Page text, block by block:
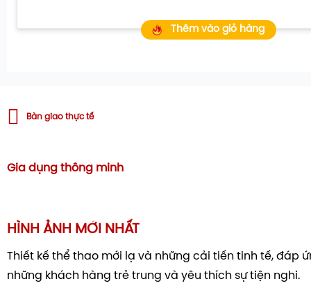
Trải nghiệm các tính năng công
Thêm vào giỏ hàng
Bàn giao thực tế
Gia dụng thông minh
HÌNH ẢNH MỚI NHẤT
Thiết kế thể thao mới lạ và những cải tiến tinh tế, đáp
những khách hàng trẻ trung và yêu thích sự tiện nghi.